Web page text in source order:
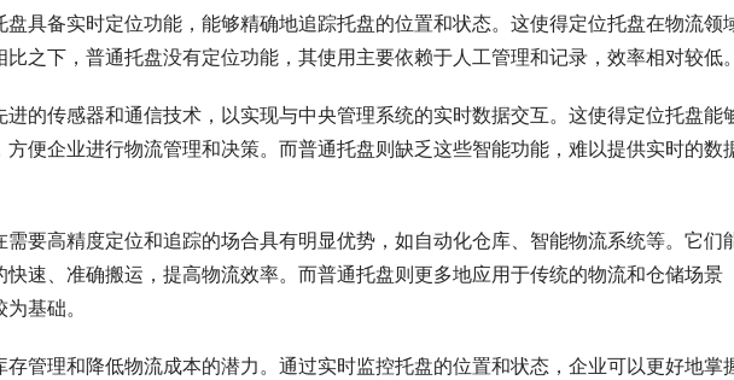
具备实时定位功能，能够精确地追踪托盘的位置和状态。这使得定位托盘在物流领
之下，普通托盘没有定位功能，其使用主要依赖于人工管理和记录，效率相对较低。
的传感器和通信技术，以实现与中央管理系统的实时数据交互。这使得定位托盘能
便企业进行物流管理和决策。而普通托盘则缺乏这些智能功能，难以提供实时的数
要高精度定位和追踪的场合具有明显优势，如自动化仓库、智能物流系统等。它们
速、准确搬运，提高物流效率。而普通托盘则更多地应用于传统的物流和仓储场景
基础。
管理和降低物流成本的潜力。通过实时监控托盘的位置和状态，企业可以更好地掌